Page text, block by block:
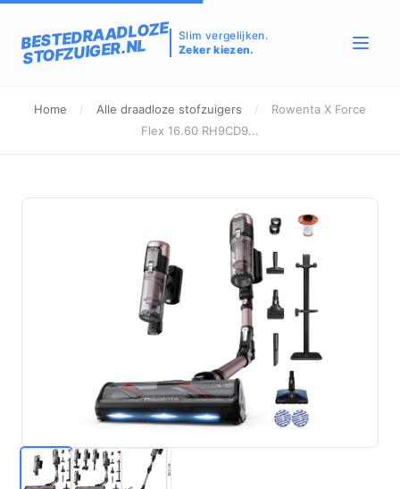
BESTEDRAADLOZE
STOFZUIGER.NL
Slim vergelijken.
Zeker kiezen.
Home / Alle draadloze stofzuigers /
Rowenta X Force
Flex 16.60 RH9CD9...